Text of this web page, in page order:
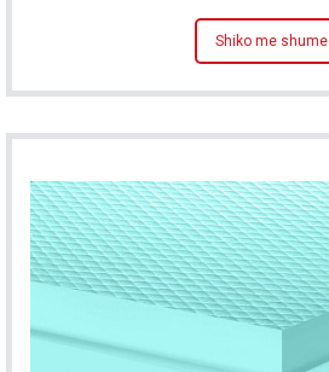
Shiko me shume